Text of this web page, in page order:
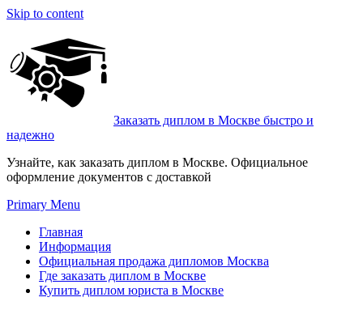
Skip to content
Заказать диплом в Москве быстро и
надежно
Узнайте, как заказать диплом в Москве. Официальное
оформление документов с доставкой
Primary Menu
Главная
Информация
Официальная продажа дипломов Москва
Где заказать диплом в Москве
Купить диплом юриста в Москве